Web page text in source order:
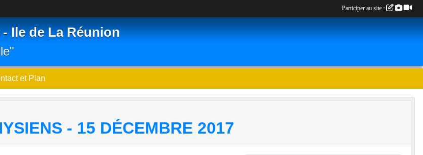
Ile de La Réunion
et Plan
- 15 DÉCEMBRE 2017
Participer au site :